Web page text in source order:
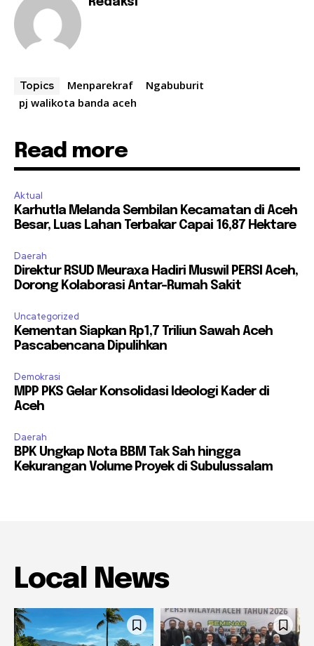
Topics Menparekraf
Ngabuburit
pj walikota banda aceh
Read more
Aktual
Karhutla Melanda Sembilan Kecamatan di Aceh
Besar, Luas Lahan Terbakar Capai 16,87 Hektare
Daerah
Direktur RSUD Meuraxa Hadiri Muswil PERSI Aceh,
Dorong Kolaborasi Antar-Rumah Sakit
Uncategorized
Kementan Siapkan Rp1,7 Triliun Sawah Aceh
Pascabencana Dipulihkan
Demokrasi
MPP PKS Gelar Konsolidasi Ideologi Kader di
Aceh
Daerah
BPK Ungkap Nota BBM Tak Sah hingga
Kekurangan Volume Proyek di Subulussalam
Local News